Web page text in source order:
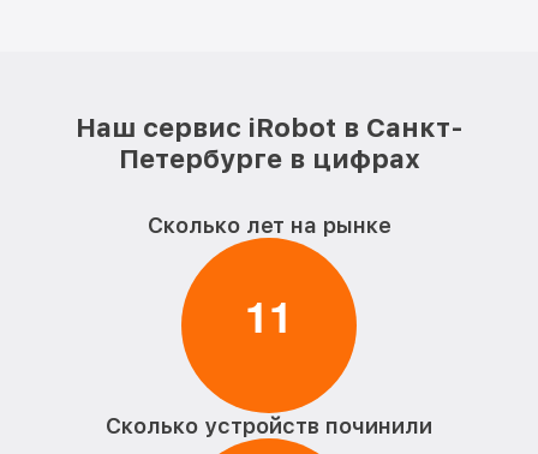
Наш сервис iRobot в Санкт-
Петербурге в цифрах
Сколько лет на рынке
11
Сколько устройств починили